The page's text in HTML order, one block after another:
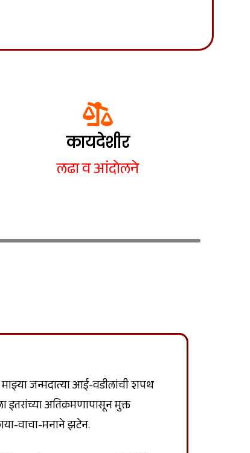
कायदेशीर
लढा व आंदोलने
जन्मदात्या आई-वडीलांची शपथ
इतरांच्या अतिक्रमणापासून मुक्त
वाचा-मनाने झटेन.